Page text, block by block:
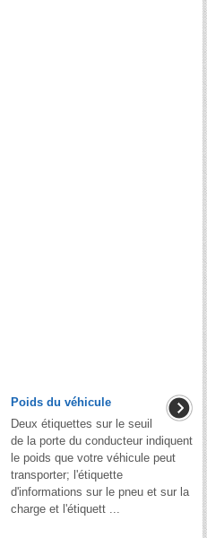
Poids du véhicule
Deux étiquettes sur le seuil
de la porte du conducteur indiquent
le poids que votre véhicule peut
transporter; l'étiquette
d'informations sur le pneu et sur la
charge et l'étiquett ...